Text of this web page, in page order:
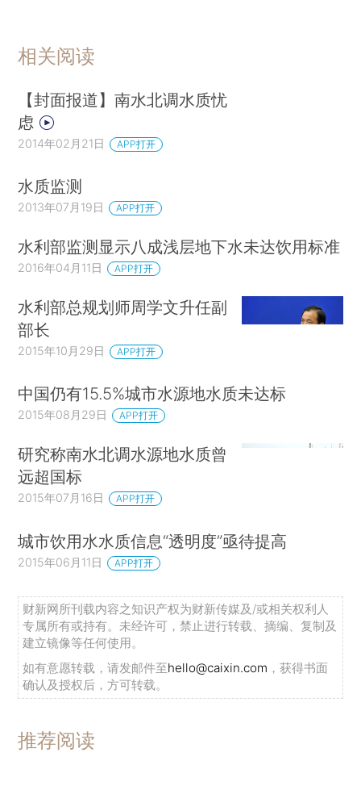
相关阅读
【封面报道】南水北调水质忧
虑
2014年02月21日 APP打开
水质监测
2013年07月19日 APP打开
水利部监测显示八成浅层地下水未达饮用标准
2016年04月11日 APP打开
水利部总规划师周学文升任副
部长
2015年10月29日 APP打开
中国仍有15.5%城市水源地水质未达标
2015年08月29日 APP打开
研究称南水北调水源地水质曾
远超国标
2015年07月16日 APP打开
城市饮用水水质信息“透明度”亟待提高
2015年06月11日 APP打开
财新网所刊载内容之知识产权为财新传媒及/或相关权利人
专属所有或持有。未经许可，禁止进行转载、摘编、复制及
建立镜像等任何使用。
如有意愿转载，请发邮件至hello@caixin.com ，获得书面
确认及授权后，方可转载。
推荐阅读